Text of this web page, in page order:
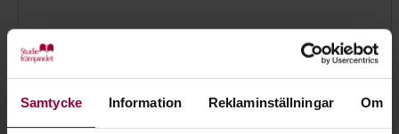
Samtycke Information Reklaminställningar Om